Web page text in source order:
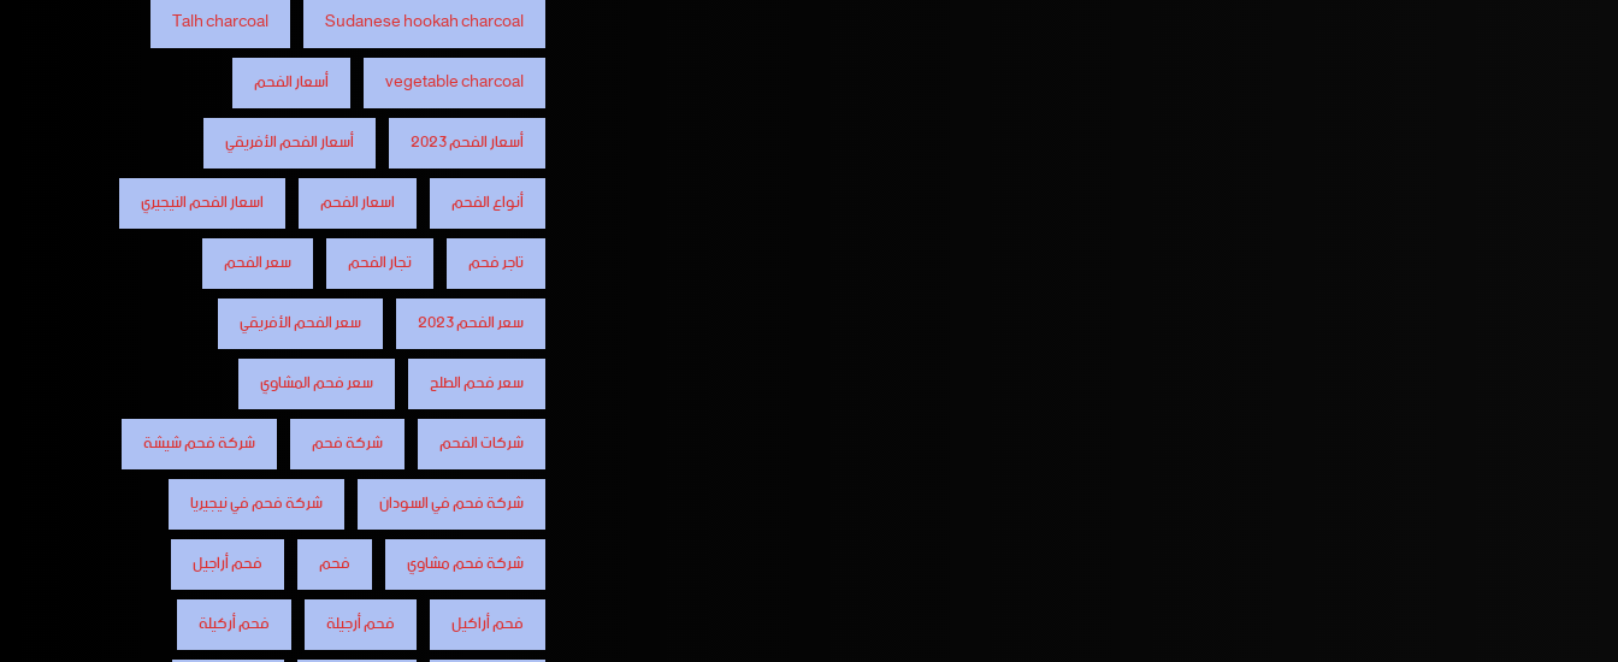
Sudanese hookah charcoal
Talh charcoal
vegetable charcoal
أسعار الفحم
أسعار الفحم 2023
أسعار الفحم الأفريقي
أنواع الفحم
اسعار الفحم
اسعار الفحم النيجيري
تاجر فحم
تجار الفحم
سعر الفحم
سعر الفحم 2023
سعر الفحم الأفريقي
سعر فحم الطلح
سعر فحم المشاوي
شركات الفحم
شركة فحم
شركة فحم شيشة
شركة فحم في السودان
شركة فحم في نيجيريا
شركة فحم مشاوي
فحم
فحم أراجيل
فحم أراكيل
فحم أرجيلة
فحم أركيلة